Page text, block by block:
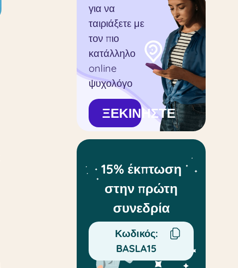
για να
ταιριάξετε με
τον πιο
κατάλληλο
online
ψυχολόγο
ΞΕΚΙΝΗΣΤΕ
15% έκπτωση
στην πρώτη
συνεδρία
Κωδικός:
BASLA15